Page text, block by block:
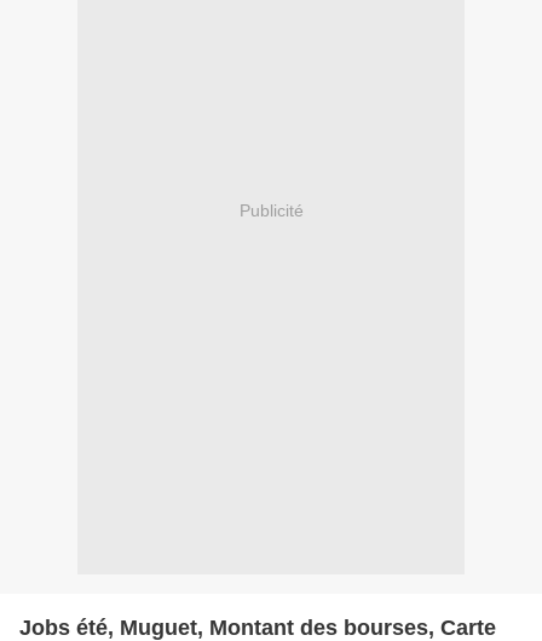
Publicité
Jobs été, Muguet, Montant des bourses, Carte